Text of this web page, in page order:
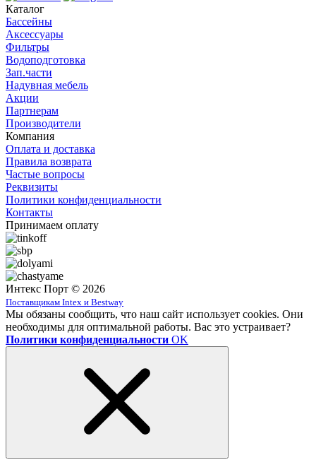
Каталог
Бассейны
Аксессуары
Фильтры
Водоподготовка
Зап.части
Надувная мебель
Акции
Партнерам
Производители
Компания
Оплата и доставка
Правила возврата
Частые вопросы
Реквизиты
Политики конфиденциальности
Контакты
Принимаем оплату
Интекс Порт © 2026
Поставщикам Intex и Bestway
Мы обязаны сообщить, что наш сайт использует cookies. Они
необходимы для оптимальной работы. Вас это устраивает?
Политики конфиденциальности OK